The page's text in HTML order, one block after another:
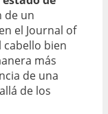
de un
el Journal of
cabello bien
más
de una
de los